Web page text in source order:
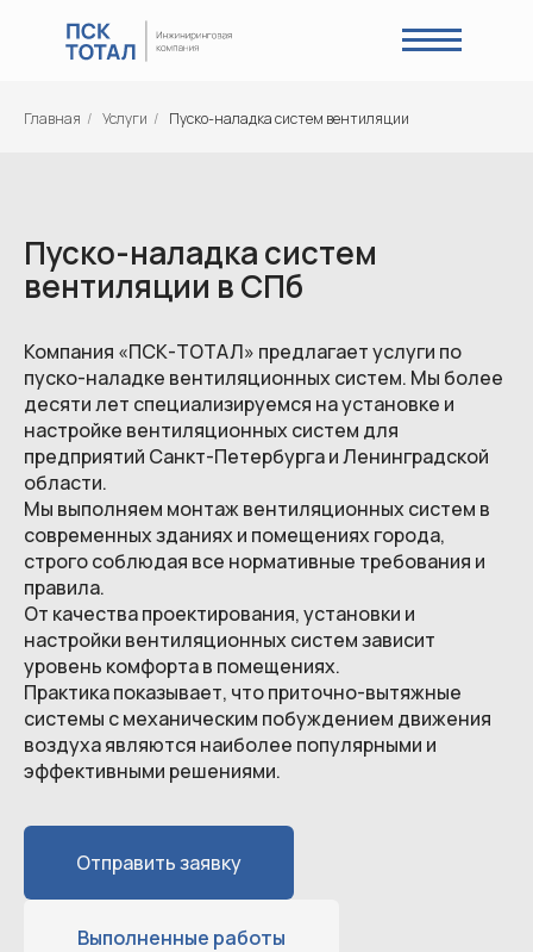
Главная / Услуги / Пуско-наладка систем вентиляции
Пуско-наладка систем
вентиляции в СПб
Компания «ПСК-ТОТАЛ» предлагает услуги по
пуско-наладке вентиляционных систем. Мы более
десяти лет специализируемся на установке и
настройке вентиляционных систем для
предприятий Санкт-Петербурга и Ленинградской
области.
Мы выполняем монтаж вентиляционных систем в
современных зданиях и помещениях города,
строго соблюдая все нормативные требования и
правила.
От качества проектирования, установки и
настройки вентиляционных систем зависит
уровень комфорта в помещениях.
Практика показывает, что приточно-вытяжные
системы с механическим побуждением движения
воздуха являются наиболее популярными и
эффективными решениями.
Отправить заявку
Выполненные работы